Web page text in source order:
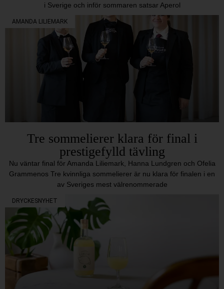
i Sverige och inför sommaren satsar Aperol
AMANDA LILIEMARK
Tre sommelierer klara för final i
prestigefylld tävling
Nu väntar final för Amanda Liliemark, Hanna Lundgren och Ofelia
Grammenos Tre kvinnliga sommelierer är nu klara för finalen i en
av Sveriges mest välrenommerade
DRYCKESNYHET